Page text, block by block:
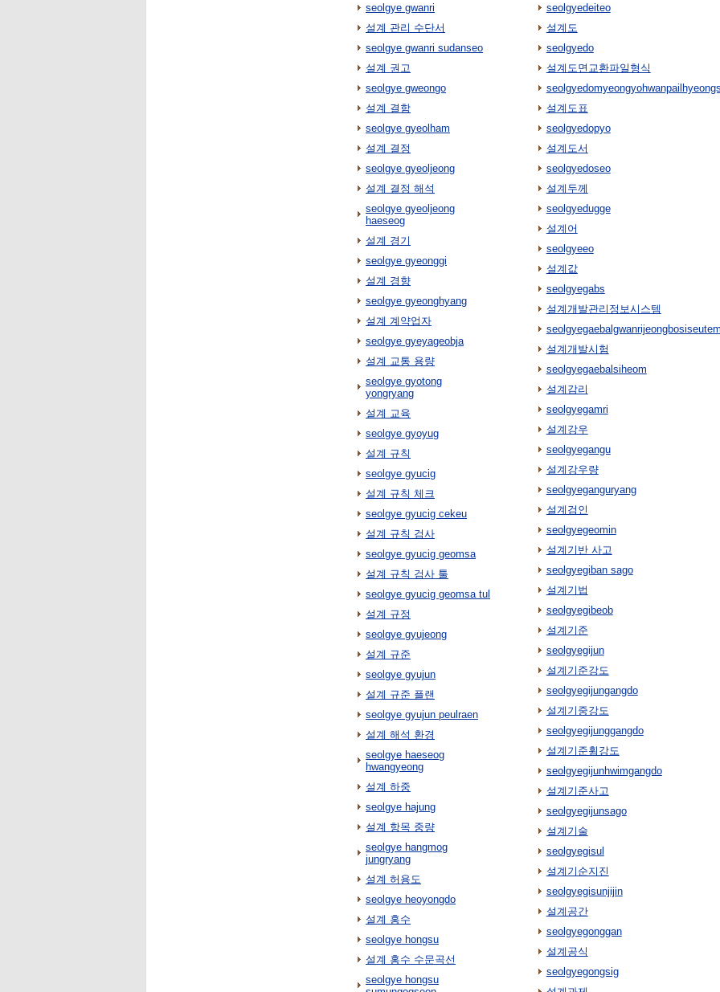
seolgye gwanri
설계 관리 수단서
seolgye gwanri sudanseo
설계 권고
seolgye gweongo
설계 결함
seolgye gyeolham
설계 결정
seolgye gyeoljeong
설계 결정 해석
seolgye gyeoljeong
haeseog
설계 경기
seolgye gyeonggi
설계 경향
seolgye gyeonghyang
설계 계약업자
seolgye gyeyageobja
설계 교통 용량
seolgye gyotong
yongryang
설계 교육
seolgye gyoyug
설계 규칙
seolgye gyucig
설계 규칙 체크
seolgye gyucig cekeu
설계 규칙 검사
seolgye gyucig geomsa
설계 규칙 검사 툴
seolgye gyucig geomsa tul
설계 규정
seolgye gyujeong
설계 규준
seolgye gyujun
설계 규준 플랜
seolgye gyujun peulraen
설계 해석 환경
seolgye haeseog
hwangyeong
설계 하중
seolgye hajung
설계 항목 중량
seolgye hangmog
jungryang
설계 허용도
seolgye heoyongdo
설계 홍수
seolgye hongsu
설계 홍수 수문곡선
seolgye hongsu
seolgyedeiteo
설계도
seolgyedo
설계도면교환파일형식
설계도표
seolgyedopyo
설계도서
seolgyedoseo
설계두께
seolgyedugge
설계어
seolgyeeo
설계값
seolgyegabs
설계개발관리정보시스템
설계개발시험
seolgyegaebalsiheom
설계감리
seolgyegamri
설계강우
seolgyegangu
설계강우량
seolgyeganguryang
설계검인
seolgyegeomin
설계기반 사고
seolgyegiban sago
설계기법
seolgyegibeob
설계기준
seolgyegijun
설계기준강도
seolgyegijungangdo
설계기중강도
seolgyegijunggangdo
설계기준휨강도
seolgyegijunhwimgangdo
설계기준사고
seolgyegijunsago
설계기술
seolgyegisul
설계기순지진
seolgyegisunjijin
설계공간
seolgyegonggan
설계공식
seolgyegongsig